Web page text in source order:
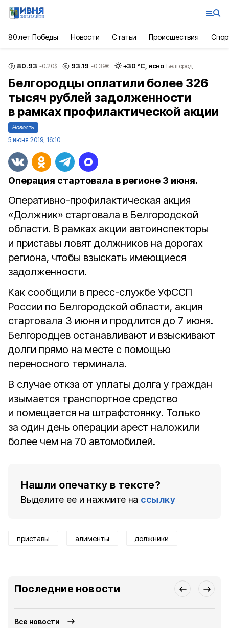
80 лет Победы Новости Статьи Происшествия
80.93 -0.20$ 93.19 -0.39€ +30 °С, ясно Белгород
Белгородцы оплатили более 326
тысяч рублей задолженности
в рамках профилактической акции
Новость
5 июня 2019, 16:10
Операция стартовала в регионе 3 июня.
Оперативно-профилактическая акция
«Должник» стартовала в Белгородской
области. В рамках акции автоинспекторы
и приставы ловят должников на дорогах
региона, чтобы взыскать имеющиеся
задолженности.
Как сообщили в пресс-службе УФССП
России по Белгородской области, акция
стартовала 3 июня и продлится до 7 июня.
Белгородцев останавливают и взыскивают
долги прямо на месте с помощью
переносного терминала.
В случае откза от уплаты долга у граждан
изымается транспортное средство
и помещается на штрафстоянку. Только
за один день операции арест наложили
более чем на 70 автомобилей.
Нашли опечатку в тексте?
Выделите ее и нажмите на ссылку
приставы алименты должники
Последние новости
Все новости